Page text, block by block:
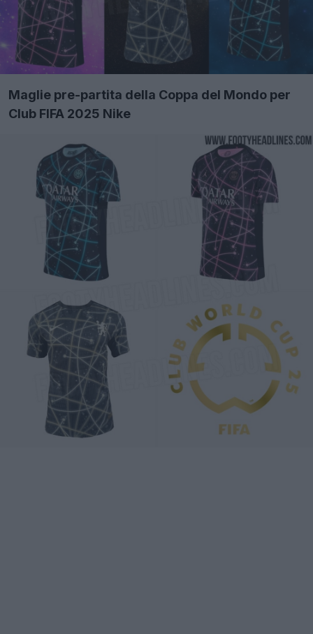
Maglie pre-partita della Coppa del Mondo per
Club FIFA 2025 Nike